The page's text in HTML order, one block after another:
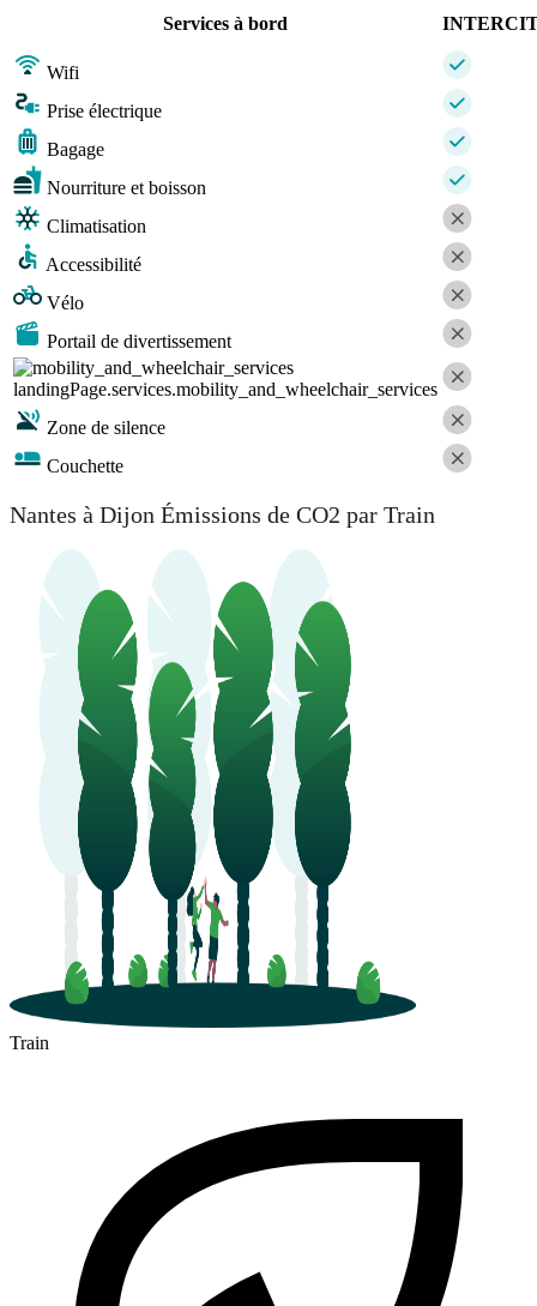
Services à bord
Wifi
Prise électrique
Bagage
Nourriture et boisson
Climatisation
Accessibilité
Vélo
Portail de divertissement
landingPage.services.mobility_and_wheelchair_services
Zone de silence
Couchette
Nantes à Dijon Émissions de CO2 par Train
Train